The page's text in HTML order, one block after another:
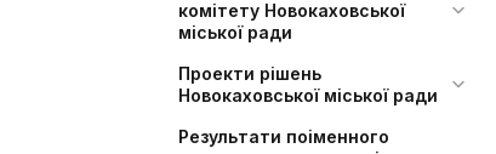
комітету Новокаховської
міської ради
Проекти рішень
Новокаховської міської ради
Результати поіменного